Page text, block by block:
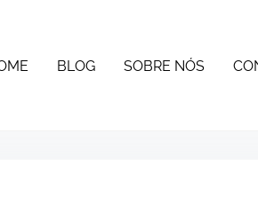
BLOG SOBRE NÓS